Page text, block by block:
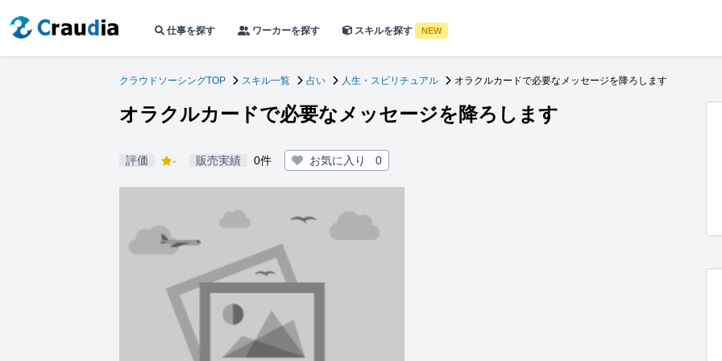
仕事を探す ワーカーを探す スキルを探す NEW
クラウドソーシングTOP スキル一覧 占い 人生・スピリチュアル オラクルカードで必要なメッセージを降ろします
オラクルカードで必要なメッセージを降ろします
評価 - 販売実績 0件 お気に入り 0